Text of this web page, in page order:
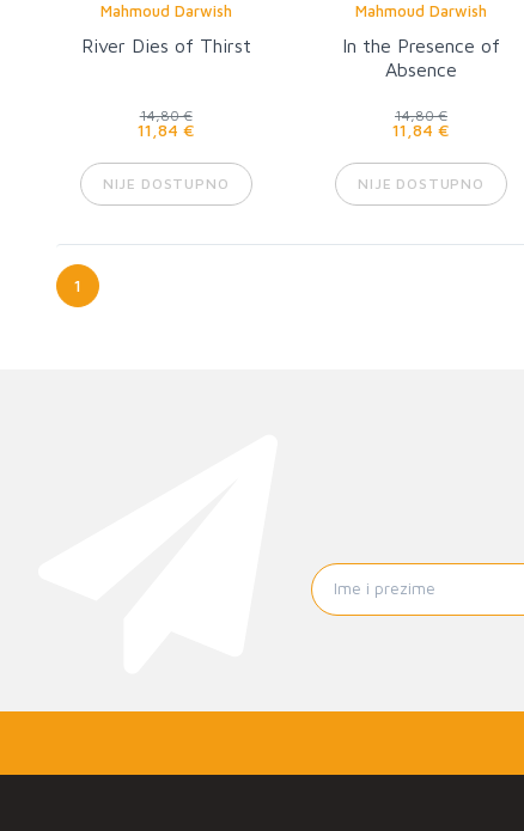
Mahmoud Darwish
River Dies of Thirst
14,80 €
11,84 €
NIJE DOSTUPNO
Mahmoud Darwish
In the Presence of
Absence
14,80 €
11,84 €
NIJE DOSTUPNO
1